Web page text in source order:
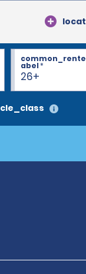
26+
abel*